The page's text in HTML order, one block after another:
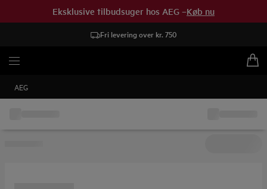
Eksklusive tilbudsuger hos AEG –Køb nu
Fri levering over kr. 750
AEG